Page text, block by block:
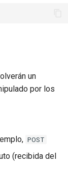
un
por los
POST
(recibida del